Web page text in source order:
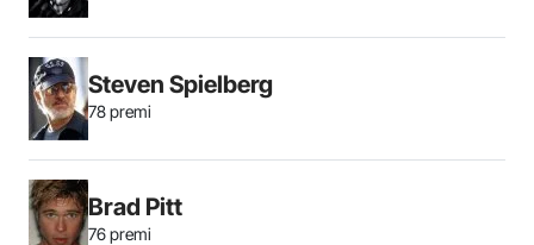
Steven Spielberg
78 premi
Brad Pitt
76 premi